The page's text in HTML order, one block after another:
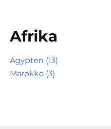
Afrika
Ägypten (13)
Marokko (3)